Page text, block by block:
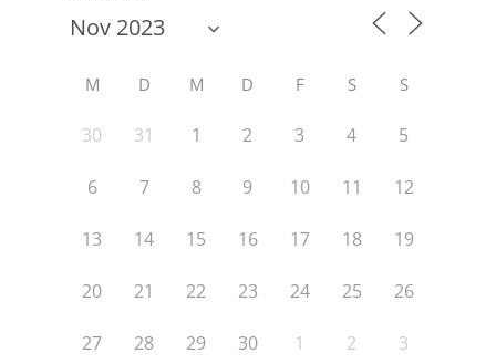
M D M D F S S
30 31 1 2 3 4 5
6 7 8 9 10 11 12
13 14 15 16 17 18 19
20 21 22 23 24 25 26
27 28 29 30 1 2 3